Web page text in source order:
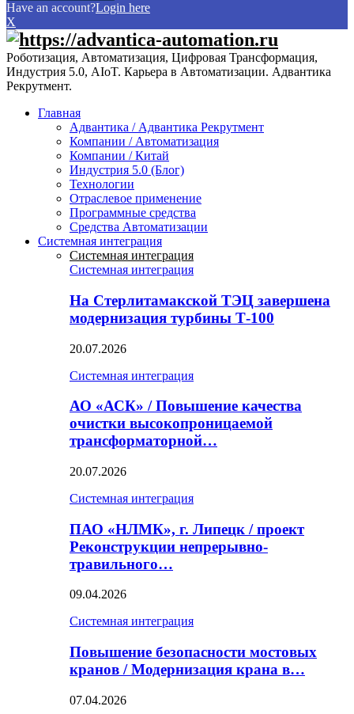
Have an account?Login here
X
Роботизация, Автоматизация, Цифровая Трансформация,
Индустрия 5.0, AIoT. Карьера в Автоматизации. Адвантика
Рекрутмент.
Главная
Адвантика / Адвантика Рекрутмент
Компании / Автоматизация
Компании / Китай
Индустрия 5.0 (Блог)
Технологии
Отраслевое применение
Программные средства
Средства Автоматизации
Системная интеграция
Системная интеграция
Системная интеграция
На Стерлитамакской ТЭЦ завершена
модернизация турбины Т-100
20.07.2026
Системная интеграция
АО «АСК» / Повышение качества
очистки высокопроницаемой
трансформаторной…
20.07.2026
Системная интеграция
ПАО «НЛМК», г. Липецк / проект
Реконструкции непрерывно-
травильного…
09.04.2026
Системная интеграция
Повышение безопасности мостовых
кранов / Модернизация крана в…
07.04.2026